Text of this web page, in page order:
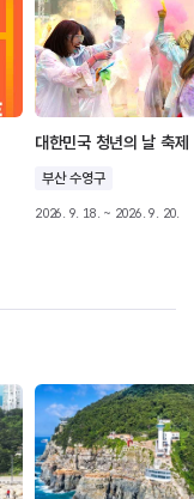
대한민국 청년의 날 축제
부산 수영구
2026. 9. 18. ~ 2026. 9. 20.